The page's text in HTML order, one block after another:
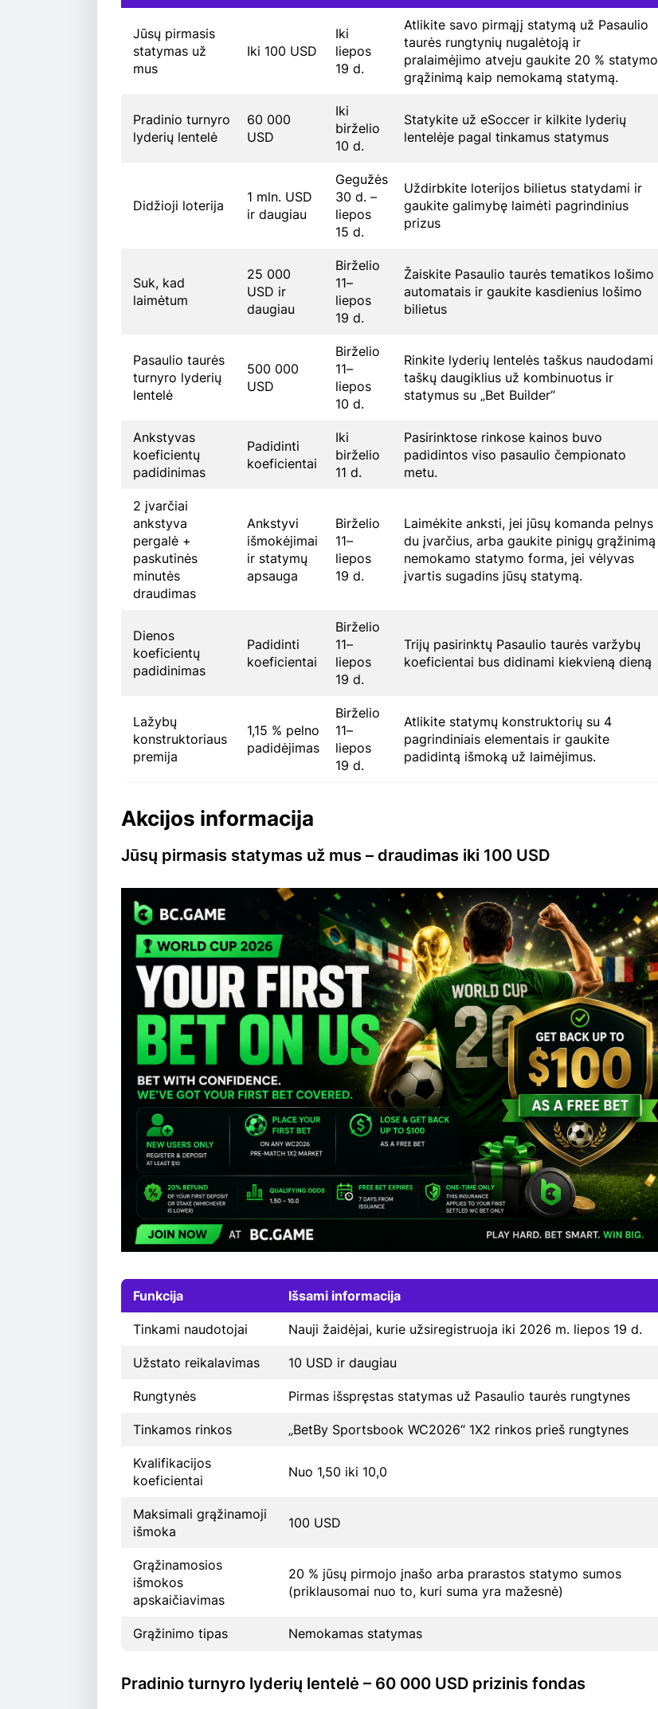
Jūsų pirmasis
statymas už
mus
Iki 100 USD
Iki
liepos
19 d.
Atlikite savo pirmąjį statymą už Pasaulio
taurės rungtynių nugalėtoją ir
pralaimėjimo atveju gaukite 20 % statymo
grąžinimą kaip nemokamą statymą.
Pradinio turnyro
lyderių lentelė
60 000
USD
Iki
birželio
10 d.
Statykite už eSoccer ir kilkite lyderių
lentelėje pagal tinkamus statymus
Didžioji loterija
1 mln. USD
ir daugiau
Gegužės
30 d. –
liepos
15 d.
Uždirbkite loterijos bilietus statydami ir
gaukite galimybę laimėti pagrindinius
prizus
Suk, kad
laimėtum
25 000
USD ir
daugiau
Birželio
11–
liepos
19 d.
Žaiskite Pasaulio taurės tematikos lošimo
automatais ir gaukite kasdienius lošimo
bilietus
Pasaulio taurės
turnyro lyderių
lentelė
500 000
USD
Birželio
11–
liepos
10 d.
Rinkite lyderių lentelės taškus naudodami
taškų daugiklius už kombinuotus ir
statymus su „Bet Builder“
Ankstyvas
koeficientų
padidinimas
Padidinti
koeficientai
Iki
birželio
11 d.
Pasirinktose rinkose kainos buvo
padidintos viso pasaulio čempionato
metu.
2 įvarčiai
ankstyva
pergalė +
paskutinės
minutės
draudimas
Ankstyvi
išmokėjimai
ir statymų
apsauga
Birželio
11–
liepos
19 d.
Laimėkite anksti, jei jūsų komanda pelnys
du įvarčius, arba gaukite pinigų grąžinimą
nemokamo statymo forma, jei vėlyvas
įvartis sugadins jūsų statymą.
Dienos
koeficientų
padidinimas
Padidinti
koeficientai
Birželio
11–
liepos
19 d.
Trijų pasirinktų Pasaulio taurės varžybų
koeficientai bus didinami kiekvieną dieną
Lažybų
konstruktoriaus
premija
1,15 % pelno
padidėjimas
Birželio
11–
liepos
19 d.
Atlikite statymų konstruktorių su 4
pagrindiniais elementais ir gaukite
padidintą išmoką už laimėjimus.
Akcijos informacija
Jūsų pirmasis statymas už mus – draudimas iki 100 USD
Funkcija Išsami informacija
Tinkami naudotojai Nauji žaidėjai, kurie užsiregistruoja iki 2026 m. liepos 19 d.
Užstato reikalavimas 10 USD ir daugiau
Rungtynės Pirmas išspręstas statymas už Pasaulio taurės rungtynes
Tinkamos rinkos „BetBy Sportsbook WC2026“ 1X2 rinkos prieš rungtynes
Kvalifikacijos
koeficientai
Nuo 1,50 iki 10,0
Maksimali grąžinamoji
išmoka
100 USD
Grąžinamosios
išmokos
apskaičiavimas
20 % jūsų pirmojo įnašo arba prarastos statymo sumos
(priklausomai nuo to, kuri suma yra mažesnė)
Grąžinimo tipas Nemokamas statymas
Pradinio turnyro lyderių lentelė – 60 000 USD prizinis fondas